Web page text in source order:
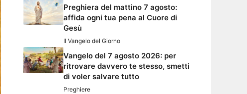
Preghiera del mattino 7 agosto:
affida ogni tua pena al Cuore di
Gesù
Il Vangelo del Giorno
Vangelo del 7 agosto 2026: per
ritrovare davvero te stesso, smetti
di voler salvare tutto
Preghiere